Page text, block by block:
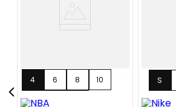
10
12
4 6 8 S